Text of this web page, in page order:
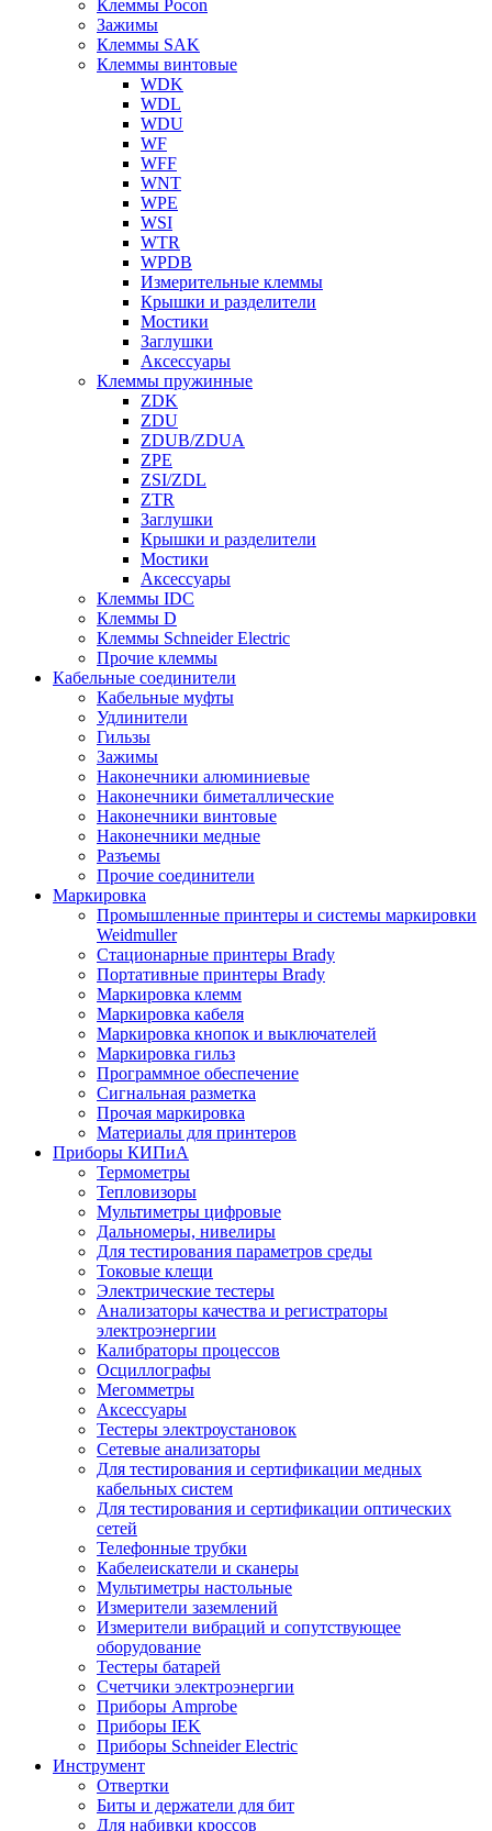
Клеммы Pocon
Зажимы
Клеммы SAK
Клеммы винтовые
WDK
WDL
WDU
WF
WFF
WNT
WPE
WSI
WTR
WPDB
Измерительные клеммы
Крышки и разделители
Мостики
Заглушки
Аксессуары
Клеммы пружинные
ZDK
ZDU
ZDUB/ZDUA
ZPE
ZSI/ZDL
ZTR
Заглушки
Крышки и разделители
Мостики
Аксессуары
Клеммы IDC
Клеммы D
Клеммы Schneider Electric
Прочие клеммы
Кабельные соединители
Кабельные муфты
Удлинители
Гильзы
Зажимы
Наконечники алюминиевые
Наконечники биметаллические
Наконечники винтовые
Наконечники медные
Разъемы
Прочие соединители
Маркировка
Промышленные принтеры и системы маркировки
Weidmuller
Стационарные принтеры Brady
Портативные принтеры Brady
Маркировка клемм
Маркировка кабеля
Маркировка кнопок и выключателей
Маркировка гильз
Программное обеспечение
Сигнальная разметка
Прочая маркировка
Материалы для принтеров
Приборы КИПиА
Термометры
Тепловизоры
Мультиметры цифровые
Дальномеры, нивелиры
Для тестирования параметров среды
Токовые клещи
Электрические тестеры
Анализаторы качества и регистраторы
электроэнергии
Калибраторы процессов
Осциллографы
Мегомметры
Аксессуары
Тестеры электроустановок
Сетевые анализаторы
Для тестирования и сертификации медных
кабельных систем
Для тестирования и сертификации оптических
сетей
Телефонные трубки
Кабелеискатели и сканеры
Мультиметры настольные
Измерители заземлений
Измерители вибраций и сопутствующее
оборудование
Тестеры батарей
Счетчики электроэнергии
Приборы Amprobe
Приборы IEK
Приборы Schneider Electric
Инструмент
Отвертки
Биты и держатели для бит
Для набивки кроссов